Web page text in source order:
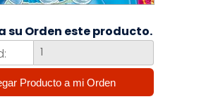
su Orden este producto.